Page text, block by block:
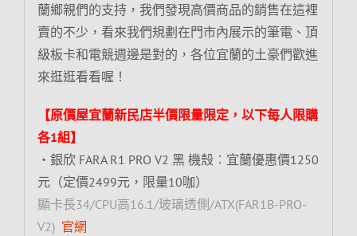
蘭鄉親們的支持，我們發現高價商品的銷售在這裡
賣的不少，看來我們規劃在門市內展示的筆電、頂
級板卡和電競週邊是對的，各位宜蘭的土豪們歡進
來逛逛看看喔！
【原價屋宜蘭新民店半價限量限定，以下每人限購
各1組】
‧銀欣 FARA R1 PRO V2 黑 機殼︰宜蘭優惠價1250
元（定價2499元，限量10咖）
顯卡長34/CPU高16.1/玻璃透側/ATX(FAR1B-PRO-
V2) 官網